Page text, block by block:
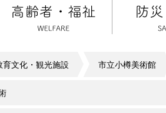
育文化・観光施設 市立小樽美術館